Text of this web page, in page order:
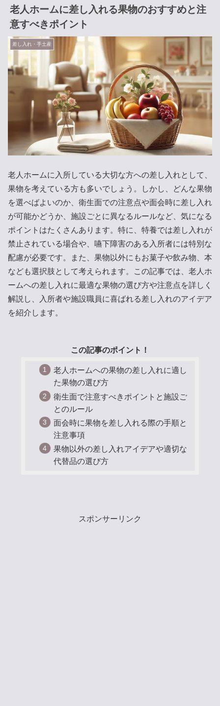
老人ホームに差し入れる果物のおすすめと注
意すべきポイント
差し入れ・手土産
老人ホームに入所している大切な方への差し入れとして、
果物を考えている方も多いでしょう。しかし、どんな果物
を選べばよいのか、衛生面での注意点や面会時に差し入れ
が可能かどうか、施設ごとに異なるルールなど、気になる
ポイントはたくさんあります。特に、特養では差し入れが
禁止されている場合や、嚥下障害のある入所者には特別な
配慮が必要です。また、果物以外にもお菓子や飲み物、本
なども選択肢として考えられます。この記事では、老人ホ
ームへの差し入れに最適な果物の選び方や注意点を詳しく
解説し、入所者や施設職員に喜ばれる差し入れのアイデア
を紹介します。
この記事のポイント！
老人ホームへの果物の差し入れに適し
た果物の選び方
衛生面で注意すべきポイントと施設ご
とのルール
面会時に果物を差し入れる際の手順と
注意事項
果物以外の差し入れアイデアや適切な
代替品の選び方
スポンサーリンク